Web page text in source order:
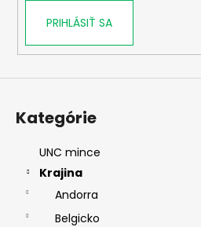
PRIHLÁSIŤ SA
Kategórie
UNC mince
Krajina
Andorra
Belgicko